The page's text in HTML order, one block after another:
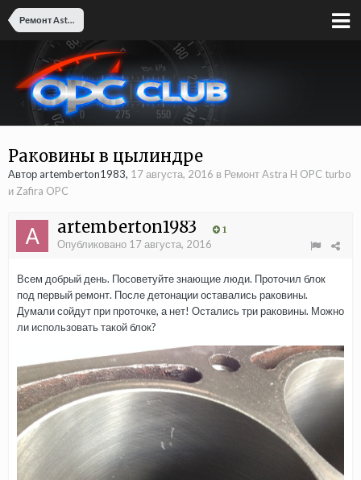
Ремонт Astra H OPC turbo и Zafira OPC
Раковины в цылиндре
Автор artemberton1983, 17 августа, 2016 в Ремонт Astra H OPC turbo
и Zafira OPC
artemberton1983 1
Опубликовано 17 августа, 2016
Всем добрый день. Посоветуйте знающие люди. Проточил блок
под первый ремонт. После детонации оставались раковины.
Думали сойдут при проточке, а нет! Остались три раковины. Можно
ли использовать такой блок?